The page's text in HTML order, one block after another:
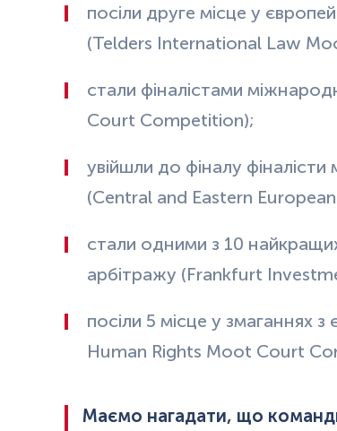
посіли друге місце у
(Telders International Law
стали фіналістами
Court Competition);
увійшли до фіналу
(Central and Eastern
стали одними з 10
арбітражу (Frankfurt
посіли 5 місце у змаганнях
Human Rights Moot Court
Маємо нагадати, що команди